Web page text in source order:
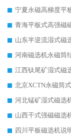
宁夏永磁高梯度平
青海平板式高强磁
山东半逆流湿式磁
河南磁选机永磁筒
江西钛尾矿湿式磁
河北锰矿湿式磁选
山西干式强磁磁选
四川平板磁选机说